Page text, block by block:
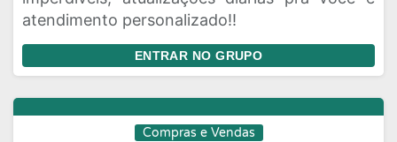
atendimento personalizado!!
ENTRAR NO GRUPO
Compras e Vendas